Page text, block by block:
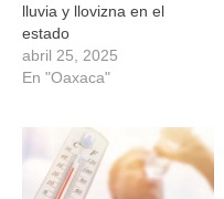
lluvia y llovizna en el
estado
abril 25, 2025
En "Oaxaca"